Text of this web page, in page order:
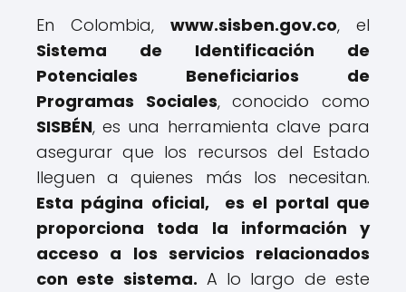
En Colombia, www.sisben.gov.co, el
Sistema de Identificación de
Potenciales Beneficiarios de
Programas Sociales, conocido como
SISBÉN, es una herramienta clave para
asegurar que los recursos del Estado
lleguen a quienes más los necesitan.
Esta página oficial, es el portal que
proporciona toda la información y
acceso a los servicios relacionados
con este sistema. A lo largo de este